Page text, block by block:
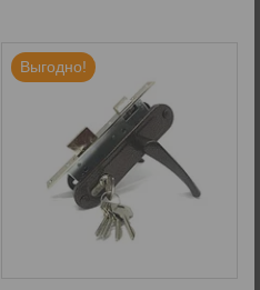
Выгодно!